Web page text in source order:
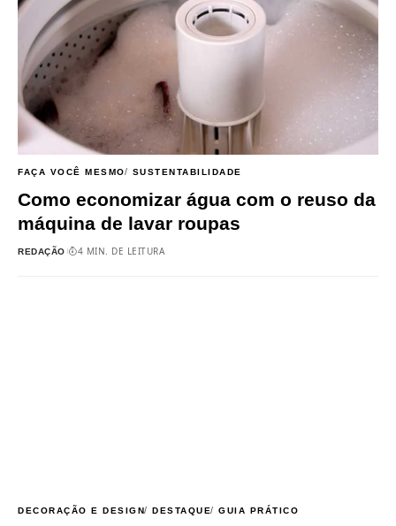
FAÇA VOCÊ MESMO SUSTENTABILIDADE
Como economizar água com o reuso da
máquina de lavar roupas
REDAÇÃO 4 MIN. DE LEITURA
DECORAÇÃO E DESIGN DESTAQUE GUIA PRÁTICO